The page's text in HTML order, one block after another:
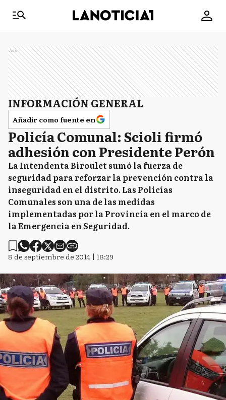
Ads
INFORMACIÓN GENERAL
Añadir como fuente en
Policía Comunal: Scioli firmó
adhesión con Presidente Perón
La Intendenta Biroulet sumó la fuerza de
seguridad para reforzar la prevención contra la
inseguridad en el distrito. Las Policías
Comunales son una de las medidas
implementadas por la Provincia en el marco de
la Emergencia en Seguridad.
8 de septiembre de 2014 | 18:29